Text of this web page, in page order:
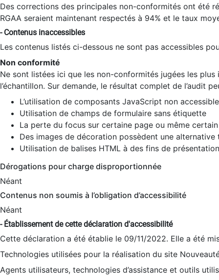
Des corrections des principales non-conformités ont été
RGAA seraient maintenant respectés à 94% et le taux
- Contenus inaccessibles
Les contenus listés ci-dessous ne sont pas accessibles
Non conformité
Ne sont listées ici que les non-conformités jugées les
l’échantillon. Sur demande, le résultat complet de l’audit
L’utilisation de composants JavaScript non
Utilisation de champs de formulaire sans étiquette
La perte du focus sur certaine page ou même
Des images de décoration possèdent une alternative
Utilisation de balises HTML à des fins de
Dérogations pour charge disproportionnée
Néant
Contenus non soumis à l’obligation d’accessibilité
Néant
- Établissement de cette déclaration d'accessibilité
Cette déclaration a été établie le 09/11/2022. Elle a été
Technologies utilisées pour la réalisation du site
Agents utilisateurs, technologies d’assistance et outils